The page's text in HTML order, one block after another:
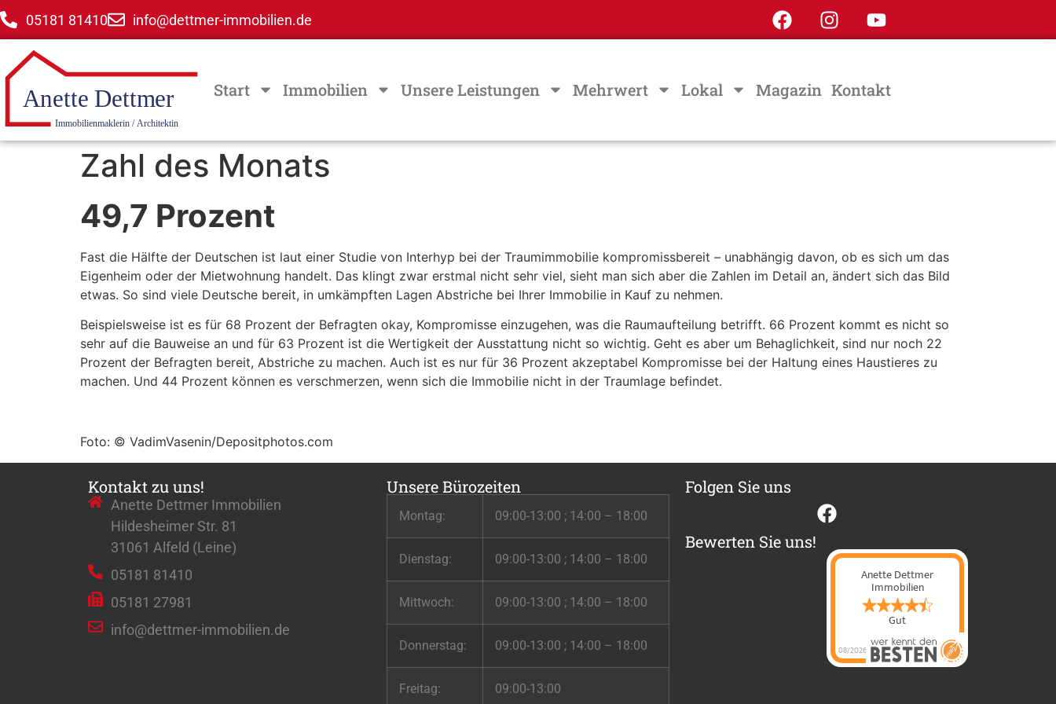
05181 81410 info@dettmer-immobilien.de
Start Immobilien Unsere Leistungen Mehrwert Lokal Magazin Kontakt
Zahl des Monats
49,7 Prozent
Fast die Hälfte der Deutschen ist laut einer Studie von Interhyp bei der Traumimmobilie kompromissbereit – unabhängig davon, ob es sich um das
Eigenheim oder der Mietwohnung handelt. Das klingt zwar erstmal nicht sehr viel, sieht man sich aber die Zahlen im Detail an, ändert sich das Bild
etwas. So sind viele Deutsche bereit, in umkämpften Lagen Abstriche bei Ihrer Immobilie in Kauf zu nehmen.
Beispielsweise ist es für 68 Prozent der Befragten okay, Kompromisse einzugehen, was die Raumaufteilung betrifft. 66 Prozent kommt es nicht so
sehr auf die Bauweise an und für 63 Prozent ist die Wertigkeit der Ausstattung nicht so wichtig. Geht es aber um Behaglichkeit, sind nur noch 22
Prozent der Befragten bereit, Abstriche zu machen. Auch ist es nur für 36 Prozent akzeptabel Kompromisse bei der Haltung eines Haustieres zu
machen. Und 44 Prozent können es verschmerzen, wenn sich die Immobilie nicht in der Traumlage befindet.
Foto: © VadimVasenin/Depositphotos.com
Kontakt zu uns!
Anette Dettmer Immobilien
Hildesheimer Str. 81
31061 Alfeld (Leine)
05181 81410
05181 27981
info@dettmer-immobilien.de
Unsere Bürozeiten
Montag: 09:00-13:00 ; 14:00 – 18:00
Dienstag: 09:00-13:00 ; 14:00 – 18:00
Mittwoch: 09:00-13:00 ; 14:00 – 18:00
Donnerstag: 09:00-13:00 ; 14:00 – 18:00
Freitag: 09:00-13:00
Folgen Sie uns
Bewerten Sie uns!
Anette Dettmer
Immobilien
Gut
08/2026 Anette Dettmer
Immobilienhat4.4